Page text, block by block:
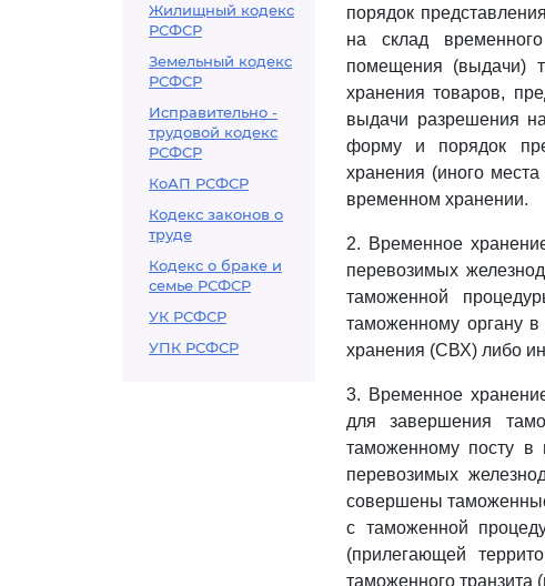
Жилищный кодекс
РСФСР
Земельный кодекс
РСФСР
Исправительно -
трудовой кодекс
РСФСР
КоАП РСФСР
Кодекс законов о
труде
Кодекс о браке и
семье РСФСР
УК РСФСР
УПК РСФСР
порядок
на склад
помещения (выдачи)
хранения товаров,
выдачи разрешения
форму и порядок
хранения (иного
временном хранении.
2. Временное
перевозимых
таможенной
таможенному органу
хранения (СВХ) либо
3. Временное
для завершения
таможенному посту в
перевозимых
совершены
с таможенной
(прилегающей
таможенного